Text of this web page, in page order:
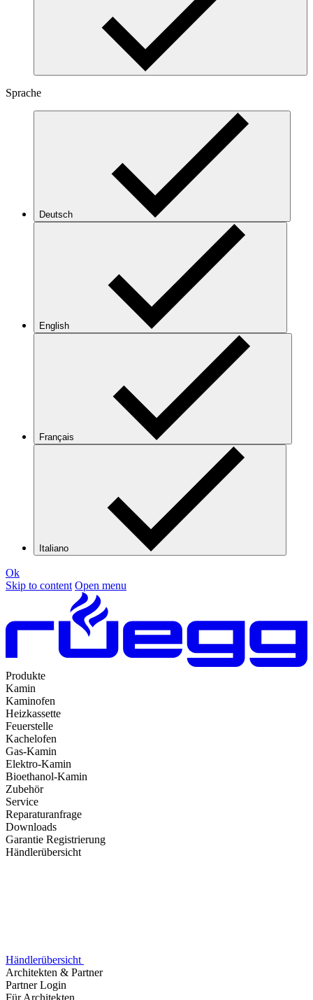
Sprache
Deutsch
English
Français
Italiano
Ok
Skip to content Open menu
Produkte
Kamin
Kaminofen
Heizkassette
Feuerstelle
Kachelofen
Gas-Kamin
Elektro-Kamin
Bioethanol-Kamin
Zubehör
Service
Reparaturanfrage
Downloads
Garantie Registrierung
Händlerübersicht
Händlerübersicht
Architekten & Partner
Partner Login
Für Architekten